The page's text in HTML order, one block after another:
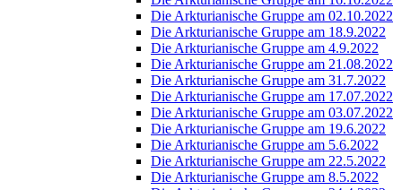
Die Arkturianische Gruppe am 02.10.2022
Die Arkturianische Gruppe am 18.9.2022
Die Arkturianische Gruppe am 4.9.2022
Die Arkturianische Gruppe am 21.08.2022
Die Arkturianische Gruppe am 31.7.2022
Die Arkturianische Gruppe am 17.07.2022
Die Arkturianische Gruppe am 03.07.2022
Die Arkturianische Gruppe am 19.6.2022
Die Arkturianische Gruppe am 5.6.2022
Die Arkturianische Gruppe am 22.5.2022
Die Arkturianische Gruppe am 8.5.2022